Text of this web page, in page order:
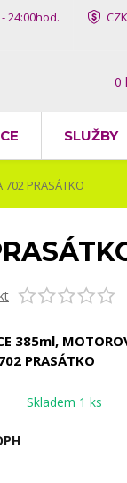
CZK
24:00hod.
0
SLUŽBY
702 PRASÁTKO
385ml,
PRASÁTKO
Skladem 1 ks